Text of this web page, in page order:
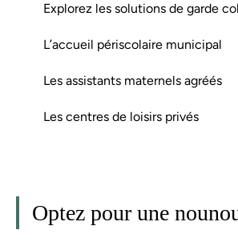
Explorez les solutions de garde
L’accueil périscolaire municipal
Les assistants maternels agréés
Les centres de loisirs privés
Optez pour une